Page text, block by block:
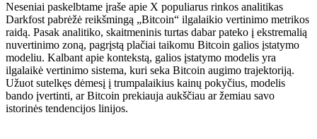
Neseniai paskelbtame įraše apie X populiarus rinkos analitikas
Darkfost pabrėžė reikšmingą „Bitcoin“ ilgalaikio vertinimo metrikos
raidą. Pasak analitiko, skaitmeninis turtas dabar pateko į ekstremalią
nuvertinimo zoną, pagrįstą plačiai taikomu Bitcoin galios įstatymo
modeliu. Kalbant apie kontekstą, galios įstatymo modelis yra
ilgalaikė vertinimo sistema, kuri seka Bitcoin augimo trajektoriją.
Užuot sutelkęs dėmesį į trumpalaikius kainų pokyčius, modelis
bando įvertinti, ar Bitcoin prekiauja aukščiau ar žemiau savo
istorinės tendencijos linijos.